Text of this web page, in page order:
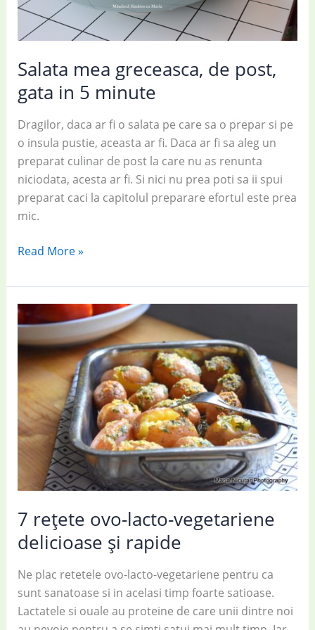
Salata mea greceasca, de post,
gata in 5 minute
Dragilor, daca ar fi o salata pe care sa o prepar si pe
o insula pustie, aceasta ar fi. Daca ar fi sa aleg un
preparat culinar de post la care nu as renunta
niciodata, acesta ar fi. Si nici nu prea poti sa ii spui
preparat caci la capitolul preparare efortul este prea
mic.
Salata
greceasca,
de
post,
gata
in
5
minute
Read More »
7 rețete ovo-lacto-vegetariene
delicioase și rapide
Ne plac retetele ovo-lacto-vegetariene pentru ca
sunt sanatoase si in acelasi timp foarte satioase.
Lactatele si ouale au proteine de care unii dintre noi